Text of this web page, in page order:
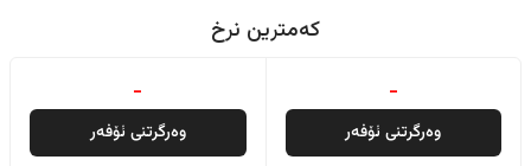
کەمترین نرخ
-
وەرگرتنی ئۆفەر
-
وەرگرتنی ئۆفەر